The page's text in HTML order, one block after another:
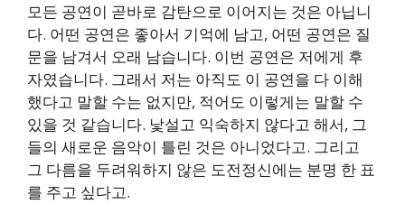
모든 공연이 곧바로 감탄으로 이어지는 것은 아닙니
다. 어떤 공연은 좋아서 기억에 남고, 어떤 공연은 질
문을 남겨서 오래 남습니다. 이번 공연은 저에게 후
자였습니다. 그래서 저는 아직도 이 공연을 다 이해
했다고 말할 수는 없지만, 적어도 이렇게는 말할 수
있을 것 같습니다. 낯설고 익숙하지 않다고 해서, 그
들의 새로운 음악이 틀린 것은 아니었다고. 그리고
그 다름을 두려워하지 않은 도전정신에는 분명 한 표
를 주고 싶다고.